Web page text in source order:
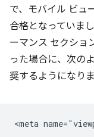
で、モバイル ビュ
合格となっていま
ーマンス セクショ
った場合に、次の
奨するようになりま